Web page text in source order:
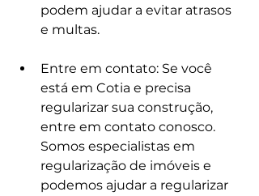
podem ajudar a evitar atrasos
e multas.
Entre em contato: Se você
está em Cotia e precisa
regularizar sua construção,
entre em contato conosco.
Somos especialistas em
regularização de imóveis e
podemos ajudar a regularizar